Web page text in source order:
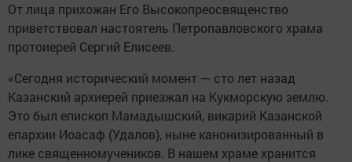
От лица прихожан Его Высокопреосвященство
приветствовал настоятель Петропавловского храма
протоиерей Сергий Елисеев.
«Сегодня исторический момент — сто лет назад
Казанский архиерей приезжал на Кукморскую землю.
Это был епископ Мамадышский, викарий Казанской
епархии Иоасаф (Удалов), ныне канонизированный в
лике священномучеников. В нашем храме хранится